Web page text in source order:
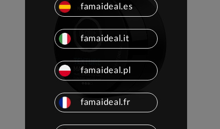
famaideal.es
famaideal.it
famaideal.pl
famaideal.fr